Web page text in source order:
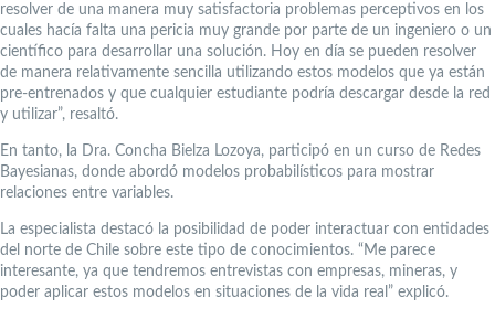
resolver de una manera muy satisfactoria problemas perceptivos en los
cuales hacía falta una pericia muy grande por parte de un ingeniero o un
científico para desarrollar una solución. Hoy en día se pueden resolver
de manera relativamente sencilla utilizando estos modelos que ya están
pre-entrenados y que cualquier estudiante podría descargar desde la red
y utilizar”, resaltó.
En tanto, la Dra. Concha Bielza Lozoya, participó en un curso de Redes
Bayesianas, donde abordó modelos probabilísticos para mostrar
relaciones entre variables.
La especialista destacó la posibilidad de poder interactuar con entidades
del norte de Chile sobre este tipo de conocimientos. “Me parece
interesante, ya que tendremos entrevistas con empresas, mineras, y
poder aplicar estos modelos en situaciones de la vida real” explicó.